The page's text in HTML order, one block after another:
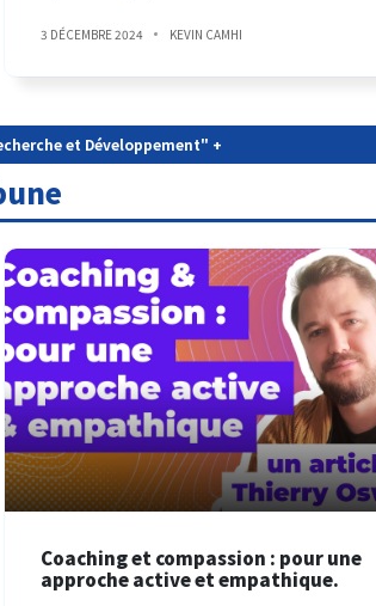
3 DÉCEMBRE 2024 KEVIN CAMHI
et Développement" +
Coaching et compassion : pour une
approche active et empathique.